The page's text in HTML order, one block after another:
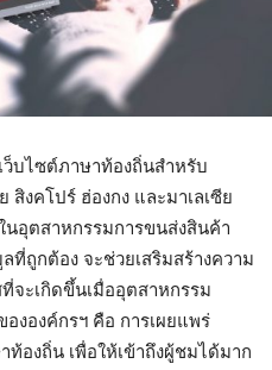
ว็บไซต์ภาษาท้องถิ่นสำหรับ
สิงคโปร์ ฮ่องกง และมาเลเซีย
นอุตสาหกรรมการขนส่งสินค้า
ที่ถูกต้อง จะช่วยเสริมสร้างความ
จะเกิดขึ้นเมื่ออุตสาหกรรม
งองค์กรฯ​ คือ การเผยแพร่
องถิ่น เพื่อให้เข้าถึงผู้ชมได้มาก